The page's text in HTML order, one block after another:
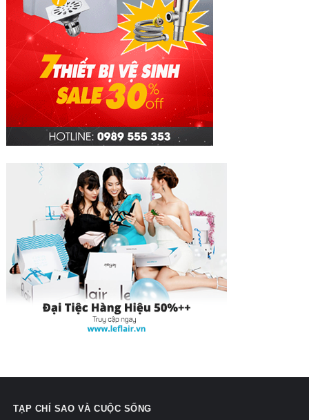
TẠP CHÍ SAO VÀ CUỘC SỐNG